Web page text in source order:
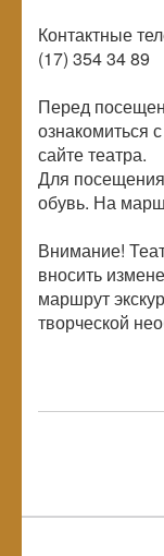
Контактные
(17) 354 34 89
Перед
ознакомиться
сайте театра.
Для
обувь. На
Внимание!
вносить
маршрут
творческой